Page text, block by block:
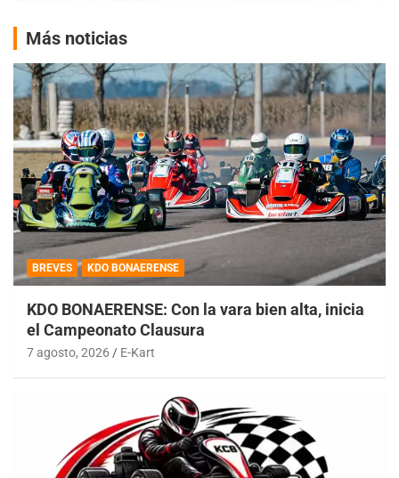
Más noticias
BREVES KDO BONAERENSE
KDO BONAERENSE: Con la vara bien alta, inicia
el Campeonato Clausura
7 agosto, 2026 E-Kart